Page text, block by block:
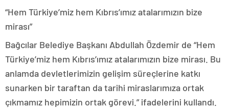
“Hem Türkiye’miz hem Kıbrıs’ımız atalarımızın bize
mirası”
Bağcılar Belediye Başkanı Abdullah Özdemir de “Hem
Türkiye’miz hem Kıbrıs’ımız atalarımızın bize mirası. Bu
anlamda devletlerimizin gelişim süreçlerine katkı
sunarken bir taraftan da tarihi miraslarımıza ortak
çıkmamız hepimizin ortak görevi.” ifadelerini kullandı.